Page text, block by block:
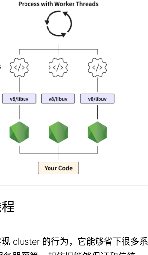
cluster 的行为，它能够省下很多系